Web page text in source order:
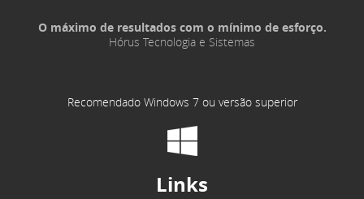
O máximo de resultados com o mínimo de esforço.
Hórus Tecnologia e Sistemas
Recomendado Windows 7 ou versão superior
Links